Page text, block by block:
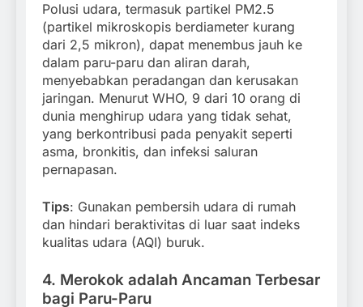
Polusi udara, termasuk partikel PM2.5
(partikel mikroskopis berdiameter kurang
dari 2,5 mikron), dapat menembus jauh ke
dalam paru-paru dan aliran darah,
menyebabkan peradangan dan kerusakan
jaringan. Menurut WHO, 9 dari 10 orang di
dunia menghirup udara yang tidak sehat,
yang berkontribusi pada penyakit seperti
asma, bronkitis, dan infeksi saluran
pernapasan.
Tips: Gunakan pembersih udara di rumah
dan hindari beraktivitas di luar saat indeks
kualitas udara (AQI) buruk.
4. Merokok adalah Ancaman Terbesar
bagi Paru-Paru